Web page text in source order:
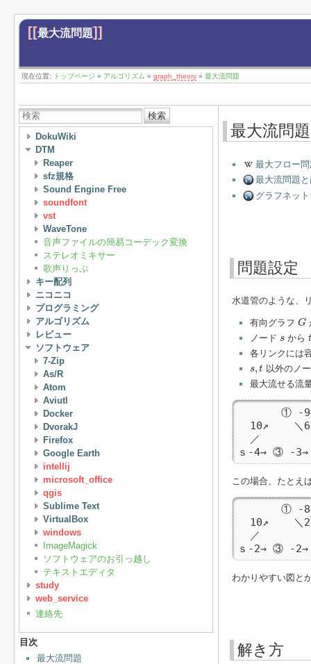
[[最大流問題]]
現在位置: トップページ » アルゴリズム » graph_theory » 最大流問題
検索
DokuWiki
DTM
Reaper
sfz規格
Sound Engine Free
soundfont
vst
WaveTone
音声ファイルの簡易コーデック変換
ステレオミキサー
歌声りっぷ
キー配列
ニコニコ
プログラミング
アルゴリズム
レビュー
ソフトウェア
7-Zip
As/R
Atom
Aviutl
Docker
DvorakJ
Firefox
Google Earth
intellij
microsoft_office
qgis
Sublime Text
VirtualBox
windows
ImageMagick
ソフトウェアのお引っ越し
テキストエディタ
study
web_service
連絡先
目次
最大流問題
最大流問題
最大フロー問
最大流問題
グラフネッ
問題設定
水道管のような、
有向グラフ G
G
ノード ssから t
各リンクには
s,t
s t
以外のノ
最大流せる流
① -
10↗    ＼
／
ｓ-4→ ③ -
この場合、たとえ
① -
10↗    ＼
／
ｓ-2→ ③ -
わかりやすい図と
解き方